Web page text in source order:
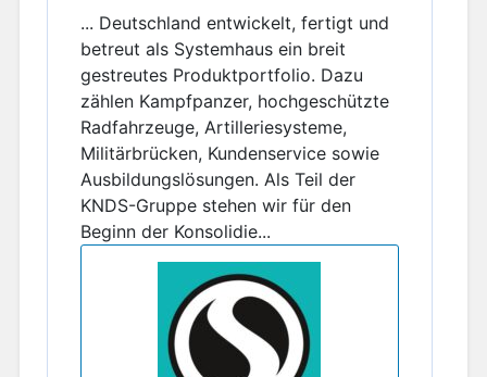
... Deutschland entwickelt, fertigt und
betreut als Systemhaus ein breit
gestreutes Produktportfolio. Dazu
zählen Kampfpanzer, hochgeschützte
Radfahrzeuge, Artilleriesysteme,
Militärbrücken, Kundenservice sowie
Ausbildungslösungen. Als Teil der
KNDS-Gruppe stehen wir für den
Beginn der Konsolidie...